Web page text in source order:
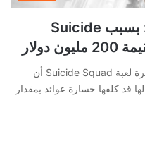
شركة Warner Bros: بسبب Suicide
أكدت شركة Warner Bros ناشرة لعبة Suicide Squad أن
قد كلفها خسارة عوائد بمقدار